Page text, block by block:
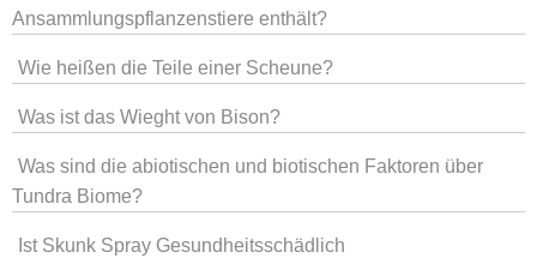
Ansammlungspflanzenstiere enthält?
Wie heißen die Teile einer Scheune?
Was ist das Wieght von Bison?
Was sind die abiotischen und biotischen Faktoren über
Tundra Biome?
Ist Skunk Spray Gesundheitsschädlich